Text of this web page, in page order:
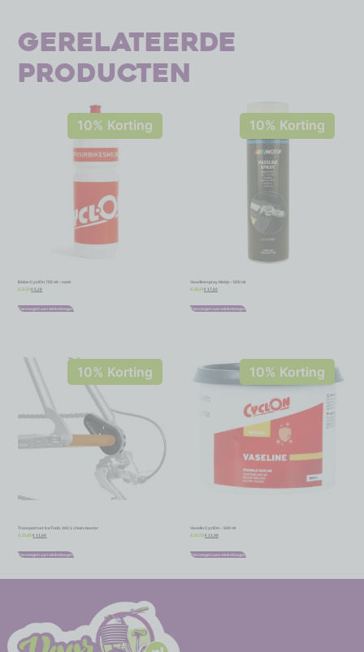
Gerelateerde
producten
10% Korting
Bidon CyclOn 750 ml – rood
€5,75 €5,18
Toevoegen aan winkelwagen
10% Korting
Vaselinespray Motip – 500 ml
18,91 €17,02
Toevoegen aan winkelwagen
10% Korting
Transportset IceToolz 30C1 chain master
€12,95 €11,66
Toevoegen aan winkelwagen
10% Korting
Vaselin CyclOn – 500 ml
12,75 €11,48
Toevoegen aan winkelwagen